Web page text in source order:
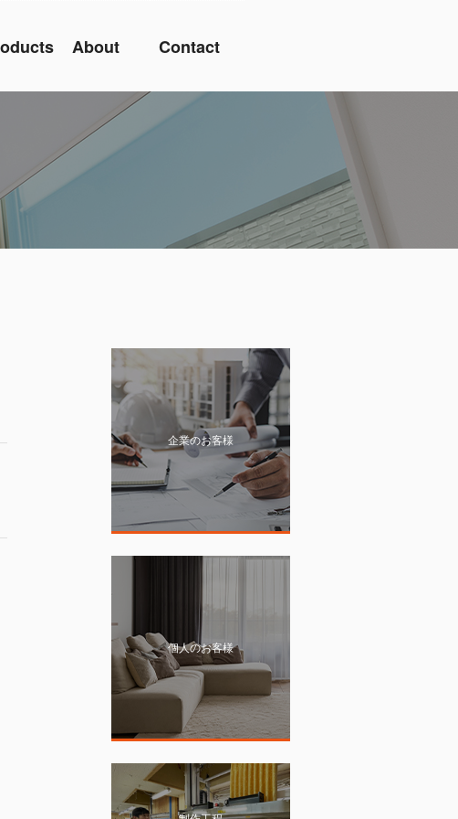
About Contact
は ５月１日～５月５日までとな
立依頼、多くの布製品をご
企業のお客様
個人のお客様